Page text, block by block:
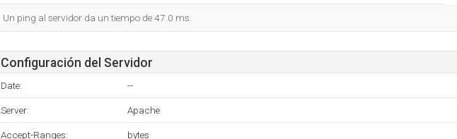
Un ping al servidor da un tiempo de 47.0 ms.
Configuración del Servidor
Date: --
Server: Apache
Accept-Ranges: bytes